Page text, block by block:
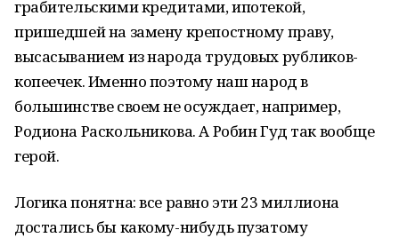
грабительскими кредитами, ипотекой,
пришедшей на замену крепостному праву,
высасыванием из народа трудовых рубликов-
копеечек. Именно поэтому наш народ в
большинстве своем не осуждает, например,
Родиона Раскольникова. А Робин Гуд так вообще
герой.
Логика понятна: все равно эти 23 миллиона
достались бы какому-нибудь пузатому